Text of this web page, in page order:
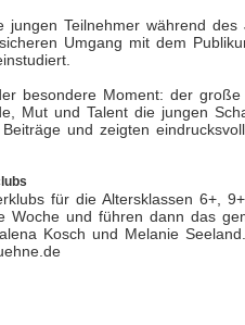
jungen Teilnehmer während
Umgang mit dem
besondere Moment: der
Mut und Talent die jungen
und zeigten
für die Altersklassen 6+,
und führen dann das
Kosch und Melanie